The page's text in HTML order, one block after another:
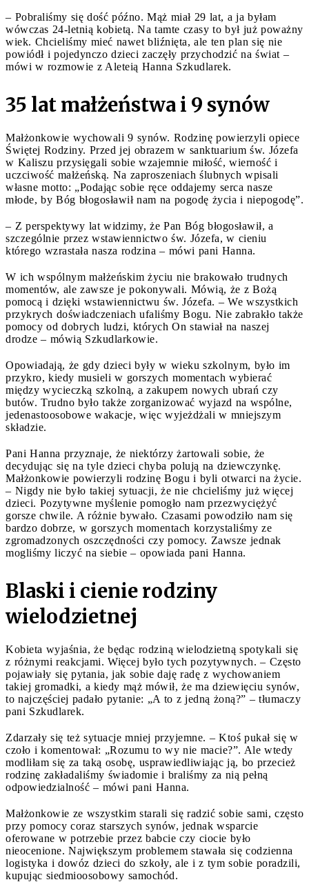
– Pobraliśmy się dość późno. Mąż miał 29 lat, a ja byłam
wówczas 24-letnią kobietą. Na tamte czasy to był już poważny
wiek. Chcieliśmy mieć nawet bliźnięta, ale ten plan się nie
powiódł i pojedynczo dzieci zaczęły przychodzić na świat –
mówi w rozmowie z Aleteią Hanna Szkudlarek.
35 lat małżeństwa i 9 synów
Małżonkowie wychowali 9 synów. Rodzinę powierzyli opiece
Świętej Rodziny. Przed jej obrazem w sanktuarium św. Józefa
w Kaliszu przysięgali sobie wzajemnie miłość, wierność i
uczciwość małżeńską. Na zaproszeniach ślubnych wpisali
własne motto: „Podając sobie ręce oddajemy serca nasze
młode, by Bóg błogosławił nam na pogodę życia i niepogodę”.
– Z perspektywy lat widzimy, że Pan Bóg błogosławił, a
szczególnie przez wstawiennictwo św. Józefa, w cieniu
którego wzrastała nasza rodzina – mówi pani Hanna.
W ich wspólnym małżeńskim życiu nie brakowało trudnych
momentów, ale zawsze je pokonywali. Mówią, że z Bożą
pomocą i dzięki wstawiennictwu św. Józefa. – We wszystkich
przykrych doświadczeniach ufaliśmy Bogu. Nie zabrakło także
pomocy od dobrych ludzi, których On stawiał na naszej
drodze – mówią Szkudlarkowie.
Opowiadają, że gdy dzieci były w wieku szkolnym, było im
przykro, kiedy musieli w gorszych momentach wybierać
między wycieczką szkolną, a zakupem nowych ubrań czy
butów. Trudno było także zorganizować wyjazd na wspólne,
jedenastoosobowe wakacje, więc wyjeżdżali w mniejszym
składzie.
Pani Hanna przyznaje, że niektórzy żartowali sobie, że
decydując się na tyle dzieci chyba polują na dziewczynkę.
Małżonkowie powierzyli rodzinę Bogu i byli otwarci na życie.
– Nigdy nie było takiej sytuacji, że nie chcieliśmy już więcej
dzieci. Pozytywne myślenie pomogło nam przezwyciężyć
gorsze chwile. A różnie bywało. Czasami powodziło nam się
bardzo dobrze, w gorszych momentach korzystaliśmy ze
zgromadzonych oszczędności czy pomocy. Zawsze jednak
mogliśmy liczyć na siebie – opowiada pani Hanna.
Blaski i cienie rodziny
wielodzietnej
Kobieta wyjaśnia, że będąc rodziną wielodzietną spotykali się
z różnymi reakcjami. Więcej było tych pozytywnych. – Często
pojawiały się pytania, jak sobie daję radę z wychowaniem
takiej gromadki, a kiedy mąż mówił, że ma dziewięciu synów,
to najczęściej padało pytanie: „A to z jedną żoną?” – tłumaczy
pani Szkudlarek.
Zdarzały się też sytuacje mniej przyjemne. – Ktoś pukał się w
czoło i komentował: „Rozumu to wy nie macie?”. Ale wtedy
modliłam się za taką osobę, usprawiedliwiając ją, bo przecież
rodzinę zakładaliśmy świadomie i braliśmy za nią pełną
odpowiedzialność – mówi pani Hanna.
Małżonkowie ze wszystkim starali się radzić sobie sami, często
przy pomocy coraz starszych synów, jednak wsparcie
oferowane w potrzebie przez babcie czy ciocie było
nieocenione. Największym problemem stawała się codzienna
logistyka i dowóz dzieci do szkoły, ale i z tym sobie poradzili,
kupując siedmioosobowy samochód.